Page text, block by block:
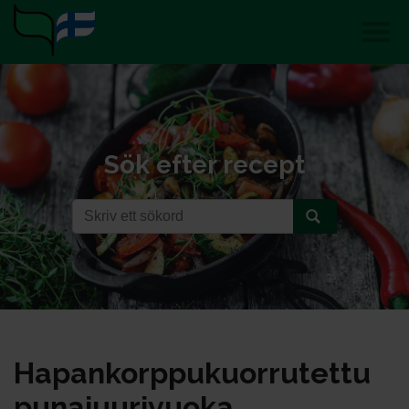
Sök efter recept
Ha­pan­korp­pu­kuor­ru­tet­tu